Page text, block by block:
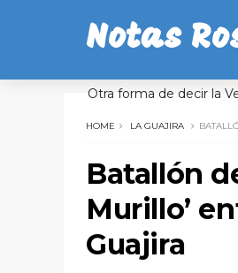
Notas
Otra forma de decir la
HOME LA GUAJIRA
Batallón
Murillo’
Guajira